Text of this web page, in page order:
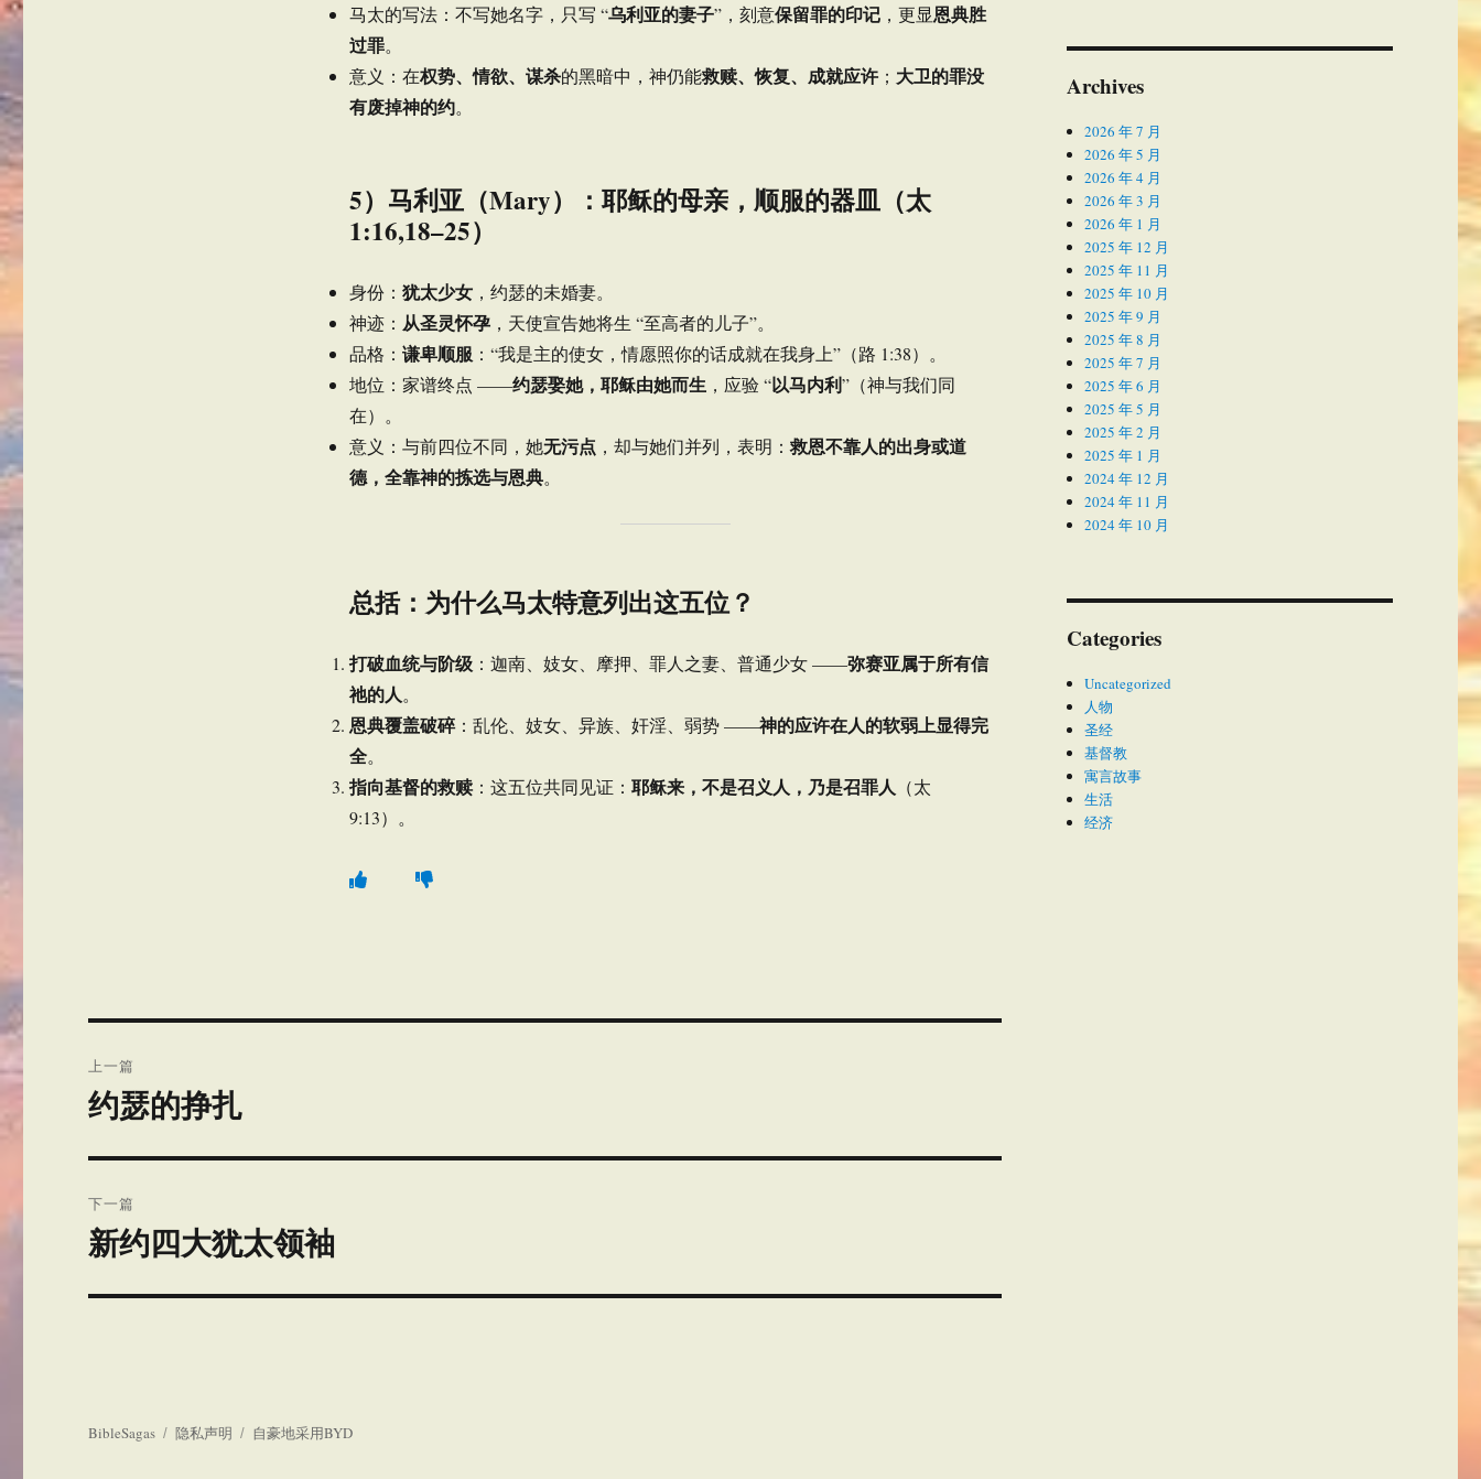
马太的写法：不写她名字，只写 “乌利亚的妻子”，刻意保留罪的印记，更显恩典胜
过罪。
意义：在权势、情欲、谋杀的黑暗中，神仍能救赎、恢复、成就应许； 大卫的罪没
有废掉神的约。
5）马利亚（Mary）：耶稣的母亲，顺服的器皿（太
1:16,18–25）
身份： 犹太少女，约瑟的未婚妻。
神迹： 从圣灵怀孕，天使宣告她将生 “至高者的儿子”。
品格： 谦卑顺服 ：“我是主的使女，情愿照你的话成就在我身上”（路 1:38）。
地位：家谱终点 ——约瑟娶她，耶稣由她而生 ，应验 “以马内利”（神与我们同
在）。
意义：与前四位不同，她无污点 ，却与她们并列，表明：救恩不靠人的出身或道
德，全靠神的拣选与恩典。
总括：为什么马太特意列出这五位？
打破血统与阶级：迦南、妓女、摩押、罪人之妻、普通少女 ——弥赛亚属于所有信
祂的人。
恩典覆盖破碎：乱伦、妓女、异族、奸淫、弱势 ——神的应许在人的软弱上显得完
全。
指向基督的救赎：这五位共同见证： 耶稣来，不是召义人，乃是召罪人 （太
9:13）。
章
上一篇
上
文
约瑟的挣扎
下一篇
下
篇
文
新约四大犹太领袖
Archives
2026 年 7 月
2026 年 5 月
2026 年 4 月
2026 年 3 月
2026 年 1 月
2025 年 12 月
2025 年 11 月
2025 年 10 月
2025 年 9 月
2025 年 8 月
2025 年 7 月
2025 年 6 月
2025 年 5 月
2025 年 2 月
2025 年 1 月
2024 年 12 月
2024 年 11 月
2024 年 10 月
Categories
Uncategorized
人物
圣经
基督教
寓言故事
生活
经济
BibleSagas 隐私声明 自豪地采用BYD